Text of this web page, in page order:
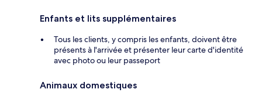
Enfants et lits supplémentaires
Tous les clients, y compris les enfants, doivent être
présents à l'arrivée et présenter leur carte d'identité
avec photo ou leur passeport
Animaux domestiques